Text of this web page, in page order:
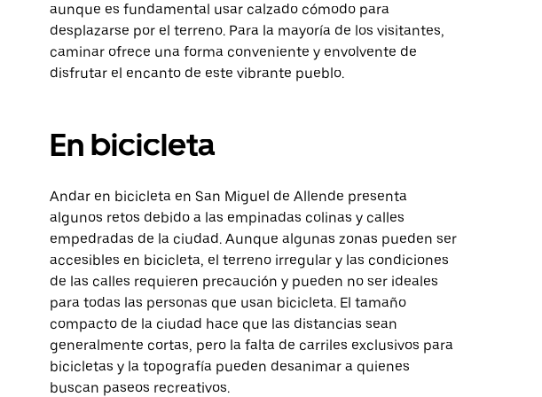
aunque es fundamental usar calzado cómodo para
desplazarse por el terreno. Para la mayoría de los visitantes,
caminar ofrece una forma conveniente y envolvente de
disfrutar el encanto de este vibrante pueblo.
En bicicleta
Andar en bicicleta en San Miguel de Allende presenta
algunos retos debido a las empinadas colinas y calles
empedradas de la ciudad. Aunque algunas zonas pueden ser
accesibles en bicicleta, el terreno irregular y las condiciones
de las calles requieren precaución y pueden no ser ideales
para todas las personas que usan bicicleta. El tamaño
compacto de la ciudad hace que las distancias sean
generalmente cortas, pero la falta de carriles exclusivos para
bicicletas y la topografía pueden desanimar a quienes
buscan paseos recreativos.